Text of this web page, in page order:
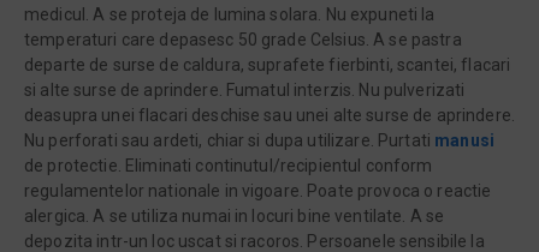
medicul. A se proteja de lumina solara. Nu expuneti la
temperaturi care depasesc 50 grade Celsius. A se pastra
departe de surse de caldura, suprafete fierbinti, scantei, flacari
si alte surse de aprindere. Fumatul interzis. Nu pulverizati
deasupra unei flacari deschise sau unei alte surse de aprindere.
Nu perforati sau ardeti, chiar si dupa utilizare. Purtati manusi
de protectie. Eliminati continutul/recipientul conform
regulamentelor nationale in vigoare. Poate provoca o reactie
alergica. A se utiliza numai in locuri bine ventilate. A se
depozita intr-un loc uscat si racoros. Persoanele sensibile Ia